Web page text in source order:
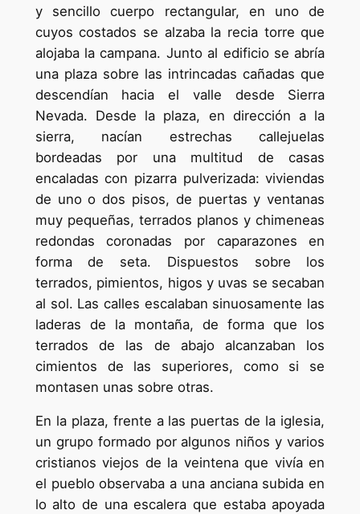
y sencillo cuerpo rectangular, en uno de
cuyos costados se alzaba la recia torre que
alojaba la campana. Junto al edificio se abría
una plaza sobre las intrincadas cañadas que
descendían hacia el valle desde Sierra
Nevada. Desde la plaza, en dirección a la
sierra, nacían estrechas callejuelas
bordeadas por una multitud de casas
encaladas con pizarra pulverizada: viviendas
de uno o dos pisos, de puertas y ventanas
muy pequeñas, terrados planos y chimeneas
redondas coronadas por caparazones en
forma de seta. Dispuestos sobre los
terrados, pimientos, higos y uvas se secaban
al sol. Las calles escalaban sinuosamente las
laderas de la montaña, de forma que los
terrados de las de abajo alcanzaban los
cimientos de las superiores, como si se
montasen unas sobre otras.
En la plaza, frente a las puertas de la iglesia,
un grupo formado por algunos niños y varios
cristianos viejos de la veintena que vivía en
el pueblo observaba a una anciana subida en
lo alto de una escalera que estaba apoyada